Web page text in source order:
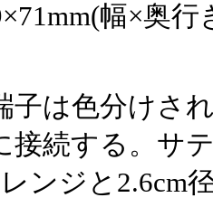
幅×奥
は色分けさ
接続する。サ
ンジと2.6cm